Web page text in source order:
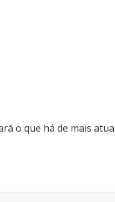
o que há de mais